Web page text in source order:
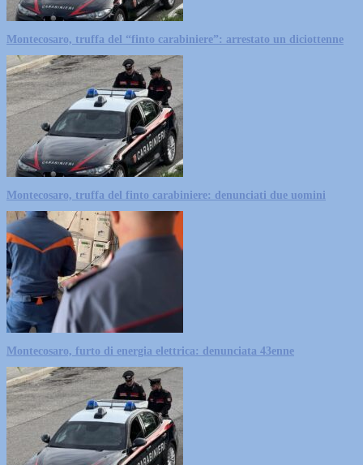
Montecosaro, truffa del “finto carabiniere”: arrestato un diciottenne
Montecosaro, truffa del finto carabiniere: denunciati due uomini
Montecosaro, furto di energia elettrica: denunciata 43enne